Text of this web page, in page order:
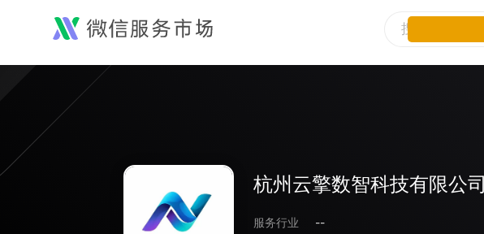
杭州云擎数智科技有限公司
服务行业
--